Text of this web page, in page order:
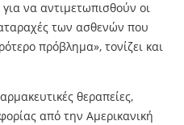
να αντιμετωπισθούν οι
των ασθενών που
πρόβλημα», τονίζει και
θεραπείες,
από την Αμερικανική